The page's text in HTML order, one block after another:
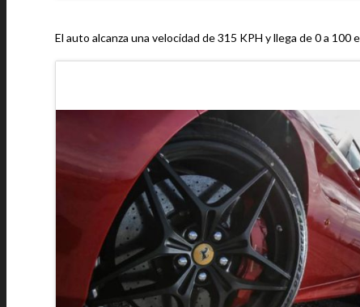
El auto alcanza una velocidad de 315 KPH y llega de 0 a 100